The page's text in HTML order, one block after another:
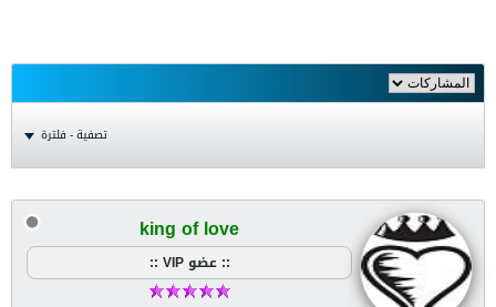
تصفية - فلترة
king of love
:: عضو VIP ::